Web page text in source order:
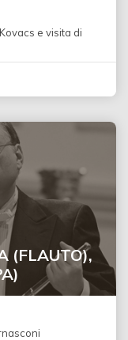
e visita di
(FLAUTO),